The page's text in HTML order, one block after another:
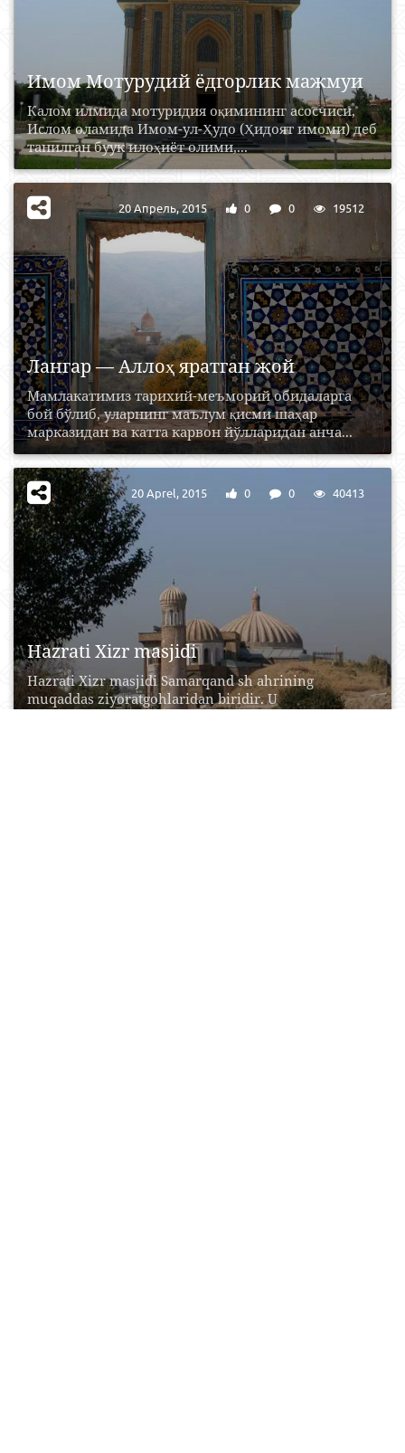
Имом Мотурудий ёдгорлик мажмуи
Калом илмида мотуридия оқимининг асосчиси,
Ислом оламида Имом-ул-Ҳудо (Ҳидоят имоми) деб
танилган буук илоҳиёт олими,...
Лангар — Аллоҳ яратган жой
Мамлакатимиз тарихий-меъморий обидаларга
бой бўлиб, уларнинг маълум қисми шаҳар
марказидан ва катта карвон йўлларидан анча...
20 Апрель, 2015 0 0 19512
Hazrati Хizr masjidi
Hazrati Xizr masjidi Samarqand sh ahrining
muqaddas ziyoratgohlaridan biridir. U
20 Aprel, 2015 0 0 40413